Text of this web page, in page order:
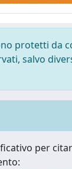
protetti da
salvo
per